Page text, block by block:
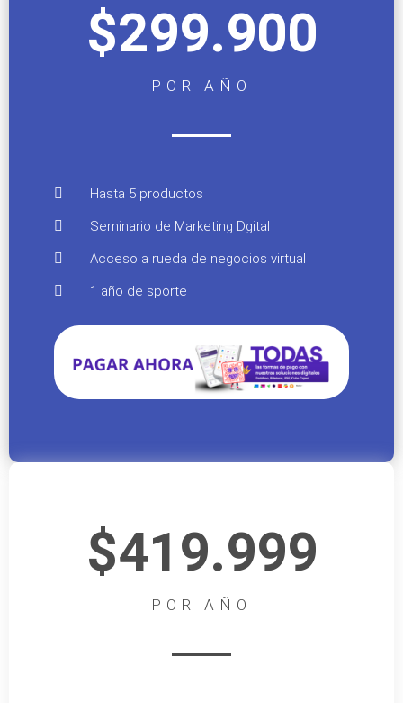
$299.900
POR AÑO
Hasta 5 productos
Seminario de Marketing Dgital
Acceso a rueda de negocios virtual
1 año de sporte
$419.999
POR AÑO